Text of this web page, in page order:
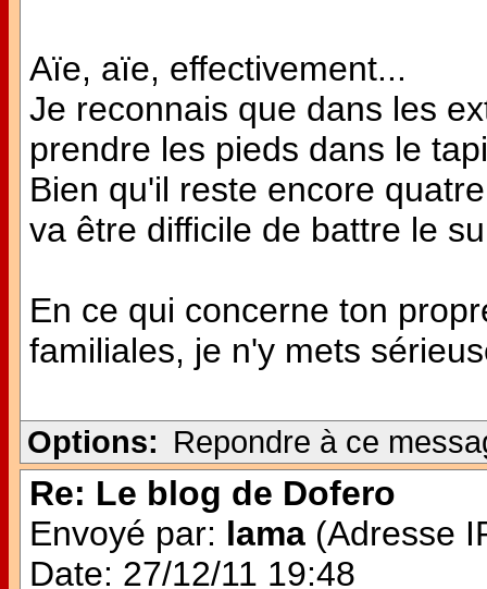
Aïe, aïe, effectivement...
Je reconnais que dans les
prendre les pieds dans le
Bien qu'il reste encore
va être difficile de battre le
En ce qui concerne ton
familiales, je n'y mets
Options: Repondre à ce
Re: Le blog de Dofero
Envoyé par: lama (Adresse
Date: 27/12/11 19:48